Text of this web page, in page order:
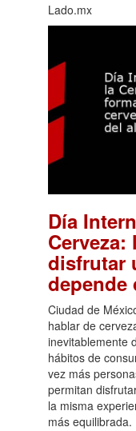
Lado.mx
Día
Cerveza:
disfrutar
depende
Ciudad de
hablar de
inevitablemente
hábitos de
vez más
permitan
la misma
más equilibrada.